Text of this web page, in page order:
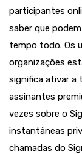
participantes
saber que
tempo todo. Os
organizações
significa ativar a
assinantes
vezes sobre o
instantâneas
chamadas do